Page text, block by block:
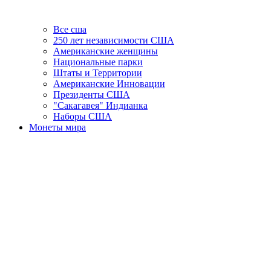
Все сша
250 лет независимости США
Американские женщины
Национальные парки
Штаты и Территории
Американские Инновации
Президенты США
"Сакагавея" Индианка
Наборы США
Монеты мира